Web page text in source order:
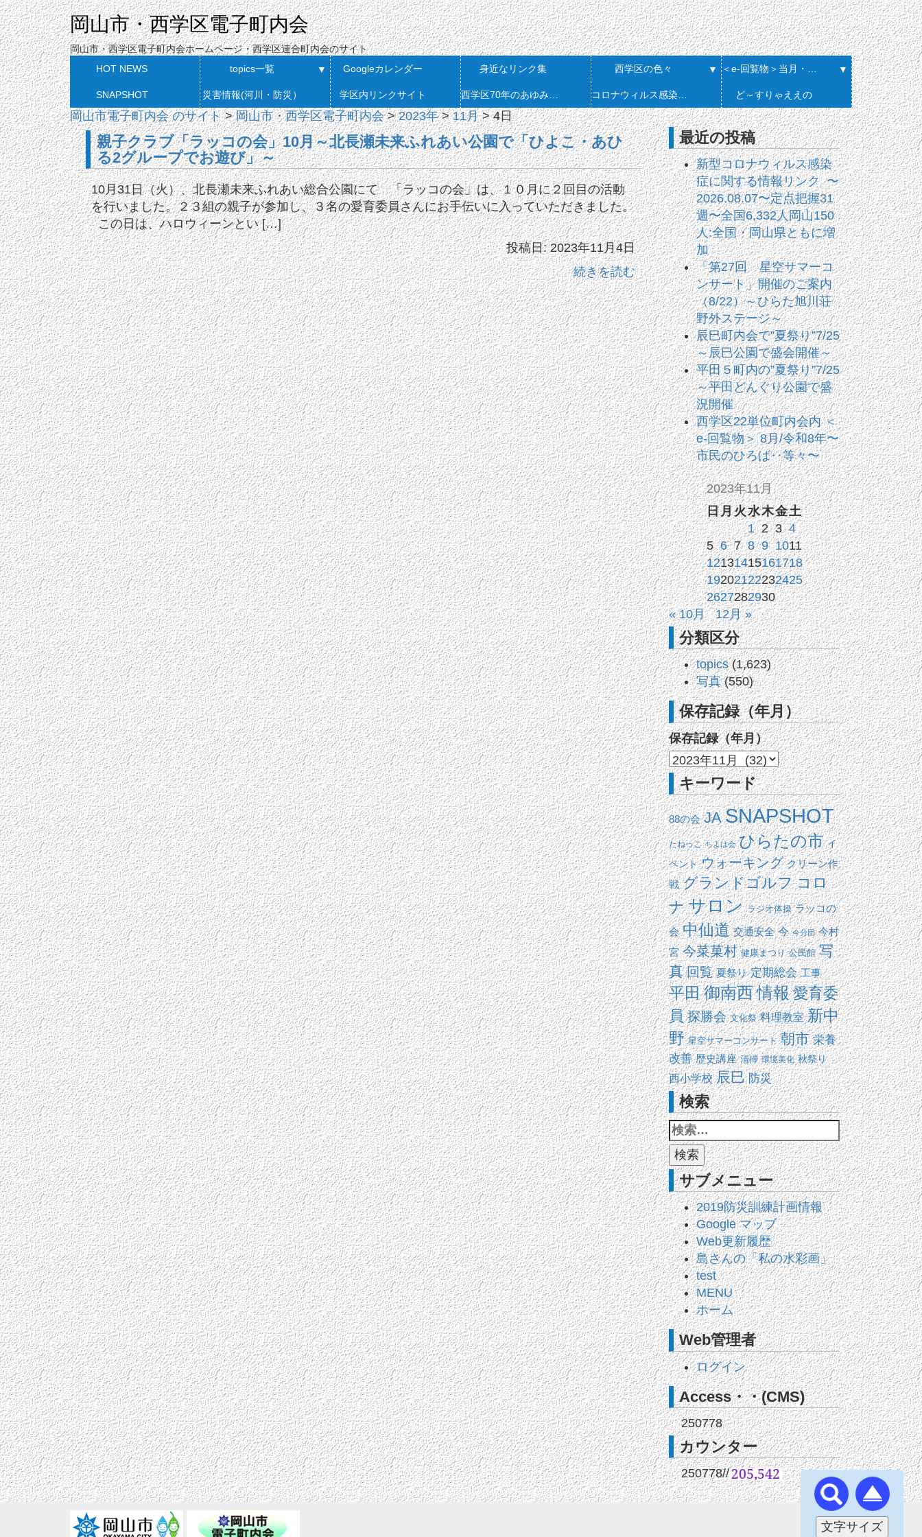
岡山市・西学区電子町内会
岡山市・西学区電子町内会ホームページ・西学区連合町内会のサイト
HOT NEWS
topics一覧 ▼ Googleカレンダー 身近なリンク集 西学区の色々 ▼ ▼
SNAPSHOT 災害情報(河川・防災） 学区内リンクサイト ど～すりゃええの
岡山市電子町内会 のサイト>岡山市・西学区電子町内会>2023年>11月>4日
親子クラブ「ラッコの会」10月～北長瀬未来ふれあい公園で「ひよこ・あひ
る2グループでお遊び」～
10月31日（火）、北長瀬未来ふれあい総合公園にて 「ラッコの会」は、１０月に２回目の活動
を行いました。２３組の親子が参加し、３名の愛育委員さんにお手伝いに入っていただきました。
この日は、ハロウィーンとい […]
投稿日: 2023年11月4日
続きを読む
最近の投稿
新型コロナウィルス感染
症に関する情報リンク 〜
2026.08.07〜定点把握31
週〜全国6,332人岡山150
人:全国・岡山県ともに増
加
「第27回 星空サマーコ
ンサート」開催のご案内
（8/22）～ひらた旭川荘
野外ステージ～
辰巳町内会で”夏祭り”7/25
～辰巳公園で盛会開催～
平田５町内の”夏祭り”7/25
～平田どんぐり公園で盛
況開催
西学区22単位町内会内 ＜
e-回覧物＞ 8月/令和8年〜
市民のひろば‥等々〜
2023年11月
日月火水木金土
1 2 3 4
5 6 7 8 9 1011
12131415161718
19202122232425
2627282930
« 10月
12月 »
分類区分
topics(1,623)
写真(550)
保存記録（年月）
保存記録（年月）
キーワード
88の会 JA SNAPSHOT
たねっこ ちよは会 ひらたの市 イ
ベント ウォーキング クリーン作
戦 グランドゴルフ コロ
ナ サロン ラジオ体操 ラッコの
会 中仙道 交通安全 今 今分団 今村
宮 今菜菓村 健康まつり 公民館 写
真 回覧 夏祭り 定期総会 工事
平田御南西情報 愛育委
員 探勝会 文化祭 料理教室 新中
野 星空サマーコンサート 朝市 栄養
改善 歴史講座 清掃 環境美化 秋祭り
西小学校 辰巳 防災
検索
サブメニュー
2019防災訓練計画情報
Google マップ
Web更新履歴
島さんの「私の水彩画」
test
MENU
ホーム
Web管理者
ログイン
Access・・(CMS)
250778
カウンター
250778//
文字サイズ